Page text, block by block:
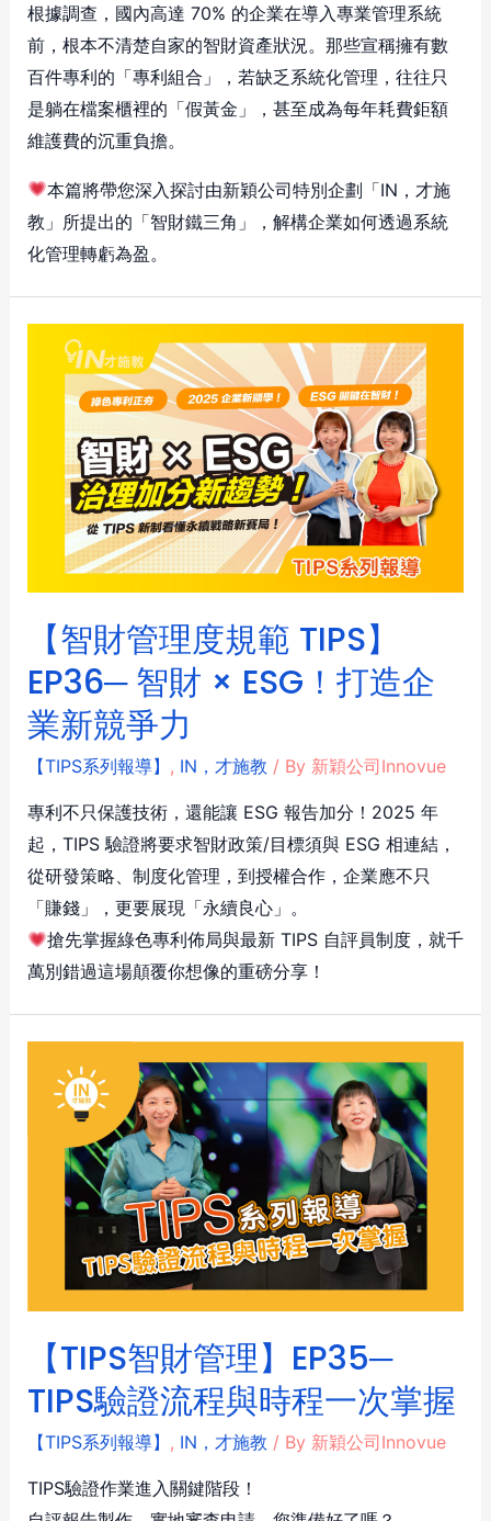
根據調查，國內高達 70% 的企業在導入專業管理系統
前，根本不清楚自家的智財資產狀況。那些宣稱擁有數
百件專利的「專利組合」，若缺乏系統化管理，往往只
是躺在檔案櫃裡的「假黃金」，甚至成為每年耗費鉅額
維護費的沉重負擔。
本篇將帶您深入探討由新穎公司特別企劃「IN，才施
教」所提出的「智財鐵三角」，解構企業如何透過系統
化管理轉虧為盈。
【智財管理度規範 TIPS】
EP36─ 智財 × ESG！打造企
業新競爭力
【TIPS系列報導】 , IN，才施教 / By 新穎公司Innovue
專利不只保護技術，還能讓 ESG 報告加分！2025 年
起，TIPS 驗證將要求智財政策/目標須與 ESG 相連結，
從研發策略、制度化管理，到授權合作，企業應不只
「賺錢」，更要展現「永續良心」。
搶先掌握綠色專利佈局與最新 TIPS 自評員制度，就千
萬別錯過這場顛覆你想像的重磅分享！
【TIPS智財管理】EP35─
TIPS驗證流程與時程一次掌握
【TIPS系列報導】 , IN，才施教 / By 新穎公司Innovue
TIPS驗證作業進入關鍵階段！